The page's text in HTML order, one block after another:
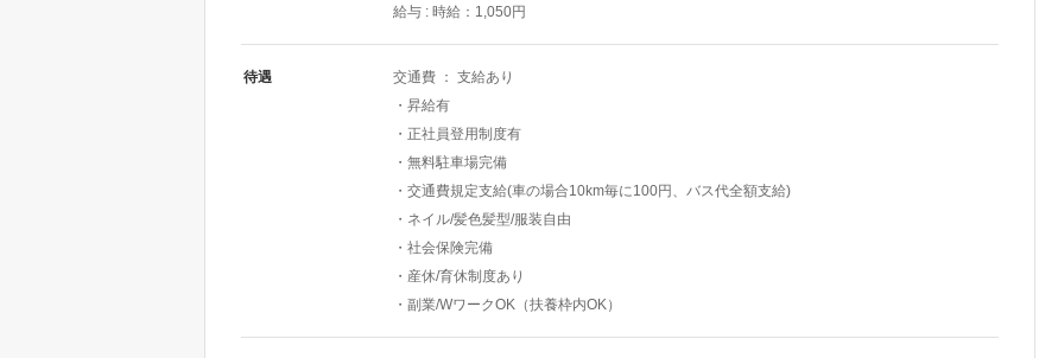
給与 : 時給：1,050円
待遇
交通費 ： 支給あり
・昇給有
・正社員登用制度有
・無料駐車場完備
・交通費規定支給(車の場合10km毎に100円、バス代全額支給)
・ネイル/髪色髪型/服装自由
・社会保険完備
・産休/育休制度あり
・副業/WワークOK（扶養枠内OK）